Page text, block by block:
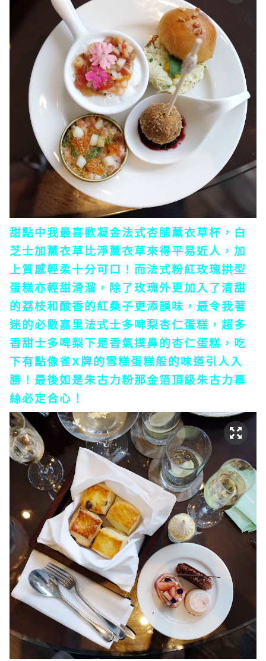
甜點中我最喜歡凝金法式杏脯薰衣草杯，白
芝士加薰衣草比淨薰衣草來得平易近人，加
上質感輕柔十分可口！而法式粉紅玫瑰拱型
蛋糕亦輕甜滑溜，除了玫瑰外更加入了清甜
的荔枝和酸香的紅桑子更添韻味，最令我著
迷的必數嘉里法式士多啤梨杏仁蛋糕，超多
香甜士多啤梨下是香氣撲鼻的杏仁蛋糕，吃
下有點像雀X牌的雪糕蛋糕般的味道引人入
勝！最後如是朱古力粉那金箔頂級朱古力慕
絲必定合心！